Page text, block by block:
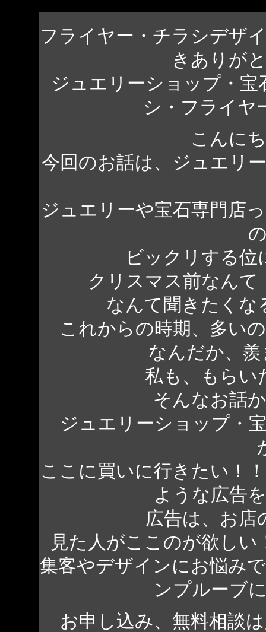
フライヤー・チラシデザ
きありが
ジュエリーショップ・
シ・フライヤ
こんに
今回のお話は、ジュエリ
ジュエリーや宝石専門店
ビックリする位
クリスマス前なんて
なんて聞きたくな
これからの時期、多い
なんだか、
私も、もらい
そんなお話
ジュエリーショップ・
ここに買いに行きたい！
ような広告
広告は、お店
見た人がここのが欲し
集客やデザインにお悩み
ンプルーブ
お申し込み、無料相談は